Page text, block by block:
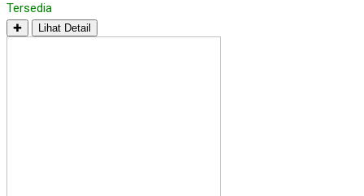
Tersedia
✚ Lihat Detail